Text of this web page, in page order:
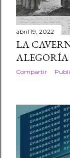
abril 19, 2022
LA
ALEGORÍA
Compartir